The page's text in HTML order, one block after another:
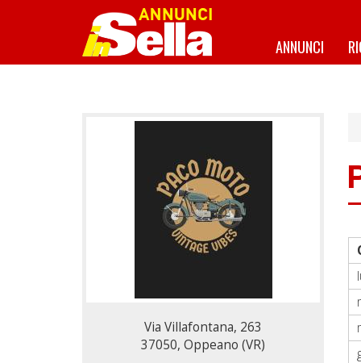
ANNUNCI
Via Villafontana, 263
37050, Oppeano (VR)
Via Villafontana, 263
37050, Oppeano (VR)